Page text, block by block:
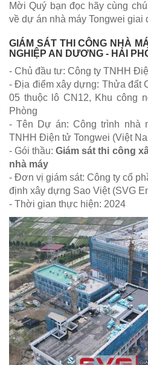
Mời Quý bạn đọc hãy cùng
về dự án nhà máy Tongwei giai
GIÁM SÁT THI CÔNG NHÀ
NGHIỆP AN DƯƠNG - HẢI
- Chủ đầu tư: Công ty TNHH
- Địa điểm xây dựng: Thửa đất
05 thuộc lô CN12, Khu công
Phòng
- Tên Dự án: Công trình nhà
TNHH Điện tử Tongwei (Việt
- Gói thầu:Giám sát thi công
nhà máy
- Đơn vị giám sát: Công ty cổ
định xây dựng Sao Việt (SVG
- Thời gian thực hiện: 2024